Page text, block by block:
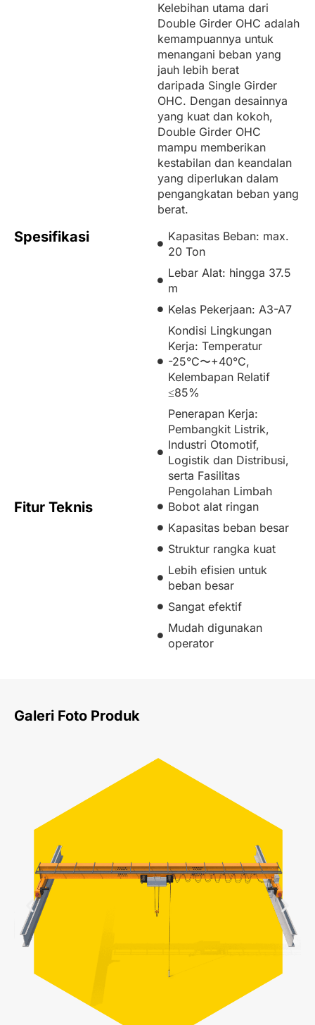
Kelebihan utama dari
Double Girder OHC adalah
kemampuannya untuk
menangani beban yang
jauh lebih berat
daripada Single Girder
OHC. Dengan desainnya
yang kuat dan kokoh,
Double Girder OHC
mampu memberikan
kestabilan dan keandalan
yang diperlukan dalam
pengangkatan beban yang
berat.
Spesifikasi
Kapasitas Beban: max.
20 Ton
Lebar Alat: hingga 37.5
m
Kelas Pekerjaan: A3-A7
Kondisi Lingkungan
Kerja: Temperatur
-25°C〜+40°C,
Kelembapan Relatif
≤85%
Penerapan Kerja:
Pembangkit Listrik,
Industri Otomotif,
Logistik dan Distribusi,
serta Fasilitas
Pengolahan Limbah
Fitur Teknis
Bobot alat ringan
Kapasitas beban besar
Struktur rangka kuat
Lebih efisien untuk
beban besar
Sangat efektif
Mudah digunakan
operator
Galeri Foto Produk